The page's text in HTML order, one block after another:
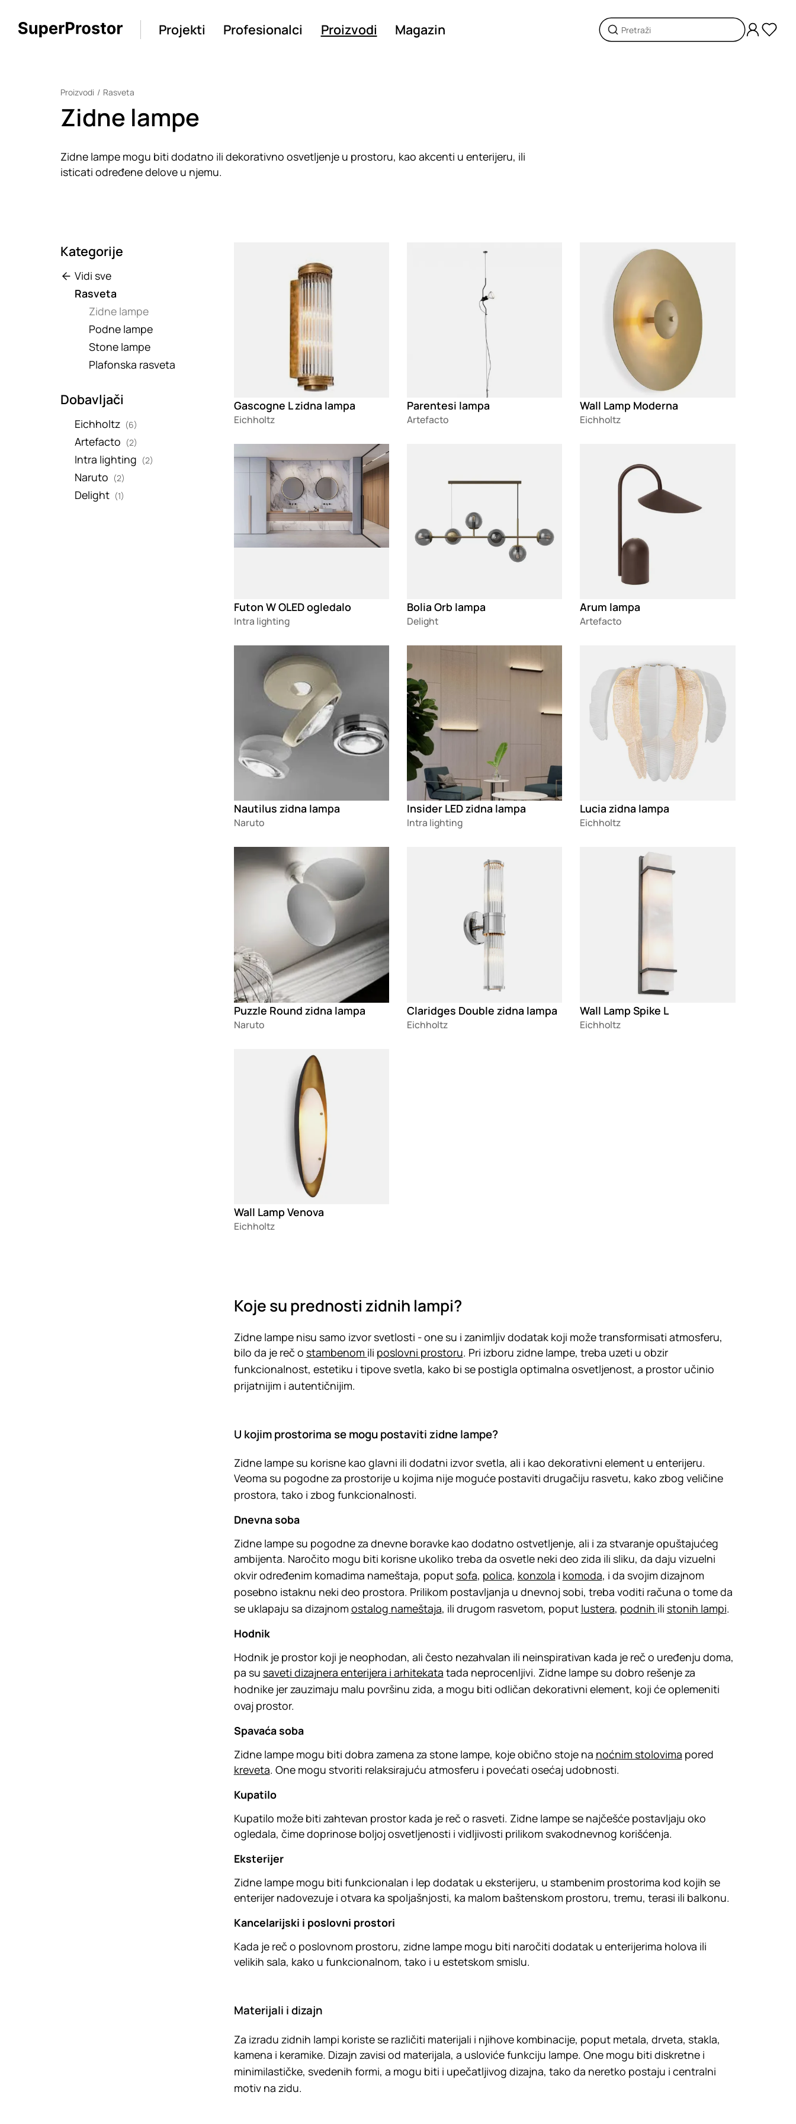
Projekti Profesionalci Proizvodi Magazin
Proizvodi Rasveta
Zidne lampe
Zidne lampe mogu biti dodatno ili dekorativno osvetljenje u prostoru, kao akcenti u enterijeru, ili
isticati određene delove u njemu.
Kategorije
Vidi sve
Rasveta
Zidne lampe
Podne lampe
Stone lampe
Plafonska rasveta
Dobavljači
Eichholtz (6)
Artefacto (2)
Intra lighting (2)
Naruto (2)
Delight (1)
Gascogne L zidna lampa
Eichholtz
Parentesi lampa
Artefacto
Wall Lamp Moderna
Eichholtz
Futon W OLED ogledalo
Intra lighting
Bolia Orb lampa
Delight
Arum lampa
Artefacto
Nautilus zidna lampa
Naruto
Insider LED zidna lampa
Intra lighting
Lucia zidna lampa
Eichholtz
Puzzle Round zidna lampa
Naruto
Claridges Double zidna lampa
Eichholtz
Wall Lamp Spike L
Eichholtz
Wall Lamp Venova
Eichholtz
Koje su prednosti zidnih lampi?
Zidne lampe nisu samo izvor svetlosti - one su i zanimljiv dodatak koji može transformisati atmosferu,
bilo da je reč o stambenom ili poslovni prostoru. Pri izboru zidne lampe, treba uzeti u obzir
funkcionalnost, estetiku i tipove svetla, kako bi se postigla optimalna osvetljenost, a prostor učinio
prijatnijim i autentičnijim.
U kojim prostorima se mogu postaviti zidne lampe?
Zidne lampe su korisne kao glavni ili dodatni izvor svetla, ali i kao dekorativni element u enterijeru.
Veoma su pogodne za prostorije u kojima nije moguće postaviti drugačiju rasvetu, kako zbog veličine
prostora, tako i zbog funkcionalnosti.
Dnevna soba
Zidne lampe su pogodne za dnevne boravke kao dodatno ostvetljenje, ali i za stvaranje opuštajućeg
ambijenta. Naročito mogu biti korisne ukoliko treba da osvetle neki deo zida ili sliku, da daju vizuelni
okvir određenim komadima nameštaja, poputsofa, polica, konzola i komoda, i da svojim dizajnom
posebno istaknu neki deo prostora. Prilikom postavljanja u dnevnoj sobi, treba voditi računa o tome da
se uklapaju sa dizajnom ostalog nameštaja, ili drugom rasvetom, poput lustera, podnih ili stonih lampi.
Hodnik
Hodnik je prostor koji je neophodan, ali često nezahvalan ili neinspirativan kada je reč o uređenju doma,
pa su saveti dizajnera enterijera i arhitekata tada neprocenljivi. Zidne lampe su dobro rešenje za
hodnike jer zauzimaju malu površinu zida, a mogu biti odličan dekorativni element, koji će oplemeniti
ovaj prostor.
Spavaća soba
Zidne lampe mogu biti dobra zamena za stone lampe, koje obično stoje na noćnim stolovima pored
kreveta. One mogu stvoriti relaksirajuću atmosferu i povećati osećaj udobnosti.
Kupatilo
Kupatilo može biti zahtevan prostor kada je reč o rasveti. Zidne lampe se najčešće postavljaju oko
ogledala, čime doprinose boljoj osvetljenosti i vidljivosti prilikom svakodnevnog korišćenja.
Eksterijer
Zidne lampe mogu biti funkcionalan i lep dodatak u eksterijeru, u stambenim prostorima kod kojih se
enterijer nadovezuje i otvara ka spoljašnjosti, ka malom baštenskom prostoru, tremu, terasi ili balkonu.
Kancelarijski i poslovni prostori
Kada je reč o poslovnom prostoru, zidne lampe mogu biti naročiti dodatak u enterijerima holova ili
velikih sala, kako u funkcionalnom, tako i u estetskom smislu.
Materijali i dizajn
Za izradu zidnih lampi koriste se različiti materijali i njihove kombinacije, poput metala, drveta, stakla,
kamena i keramike. Dizajn zavisi od materijala, a usloviće funkciju lampe. One mogu biti diskretne i
minimilastičke, svedenih formi, a mogu biti i upečatljivog dizajna, tako da neretko postaju i centralni
motiv na zidu.